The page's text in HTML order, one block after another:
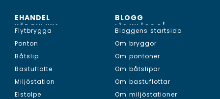
EHANDEL
KÖP DIN NYA...
Flytbrygga
Ponton
Båtslip
Bastuflotte
Miljöstation
Elstolpe
BLOGG
LÄS INLÄGG PÅ...
Bloggens startsida
Om bryggor
Om pontoner
Om båtslipar
Om bastuflottar
Om miljöstationer